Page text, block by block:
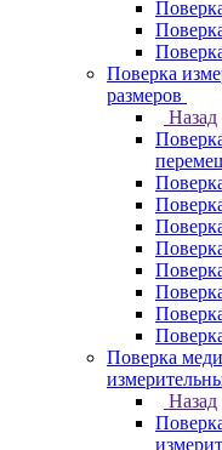
Поверка
размеров
Назад
Поверка
Назад